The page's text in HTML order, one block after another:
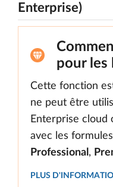
Enterprise)
pour les
Cette fonction
ne peut être
Enterprise cloud
avec les
Professional ,
PLUS